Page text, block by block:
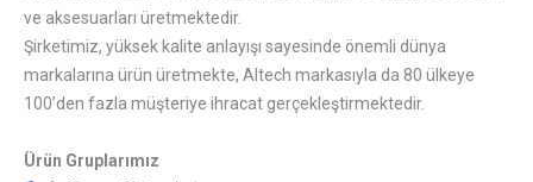
ve aksesuarları üretmektedir.
Şirketimiz, yüksek kalite anlayışı sayesinde önemli dünya
markalarına ürün üretmekte, Altech markasıyla da 80 ülkeye
100’den fazla müşteriye ihracat gerçekleştirmektedir.
Ürün Gruplarımız